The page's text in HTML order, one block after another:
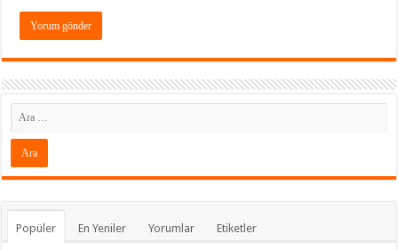
Popüler En Yeniler Yorumlar Etiketler